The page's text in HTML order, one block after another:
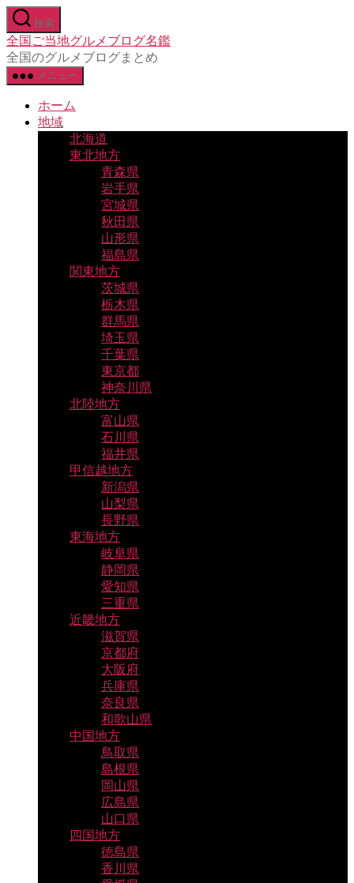
コ
ン
テ
ン
ツ
検索
全国ご当地グルメブログ名鑑
全国のグルメブログまとめ
メニュー
ホーム
地域
北海道
東北地方
青森県
岩手県
宮城県
秋田県
山形県
福島県
関東地方
茨城県
栃木県
群馬県
埼玉県
千葉県
東京都
神奈川県
北陸地方
富山県
石川県
福井県
甲信越地方
新潟県
山梨県
長野県
東海地方
岐阜県
静岡県
愛知県
三重県
近畿地方
滋賀県
京都府
大阪府
兵庫県
奈良県
和歌山県
中国地方
鳥取県
島根県
岡山県
広島県
山口県
四国地方
徳島県
香川県